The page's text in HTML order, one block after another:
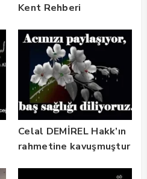
Kent Rehberi
Ruhsat Bilgi Sistemi
ile Güçlendirdi
Celal DEMİREL Hakk’ın
rahmetine kavuşmuştur